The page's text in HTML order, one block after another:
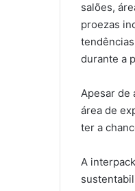
salões,
proezas
durante a
Apesar de
área de
ter a
A